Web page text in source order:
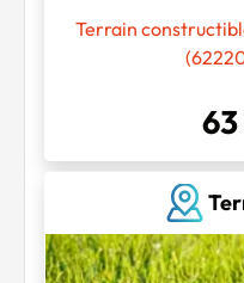
Terrain